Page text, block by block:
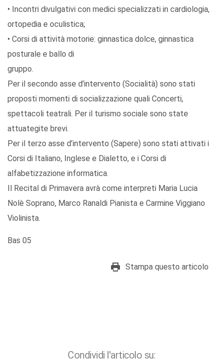
• Incontri divulgativi con medici specializzati in cardiologia,
ortopedia e oculistica;
• Corsi di attività motorie: ginnastica dolce, ginnastica
posturale e ballo di
gruppo.
Per il secondo asse d’intervento (Socialità) sono stati
proposti momenti di socializzazione quali Concerti,
spettacoli teatrali. Per il turismo sociale sono state
attuategite brevi.
Per il terzo asse d’intervento (Sapere) sono stati attivati i
Corsi di Italiano, Inglese e Dialetto, e i Corsi di
alfabetizzazione informatica.
Il Recital di Primavera avrà come interpreti Maria Lucia
Nolè Soprano, Marco Ranaldi Pianista e Carmine Viggiano
Violinista.
Bas 05
Stampa questo articolo
Condividi l'articolo su: